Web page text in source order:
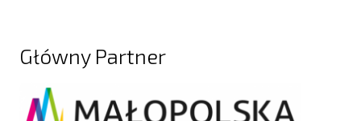
Główny Partner